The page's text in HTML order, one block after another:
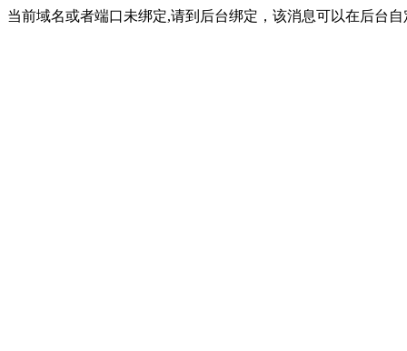
当前域名或者端口未绑定,请到后台绑定，该消息可以在后台自